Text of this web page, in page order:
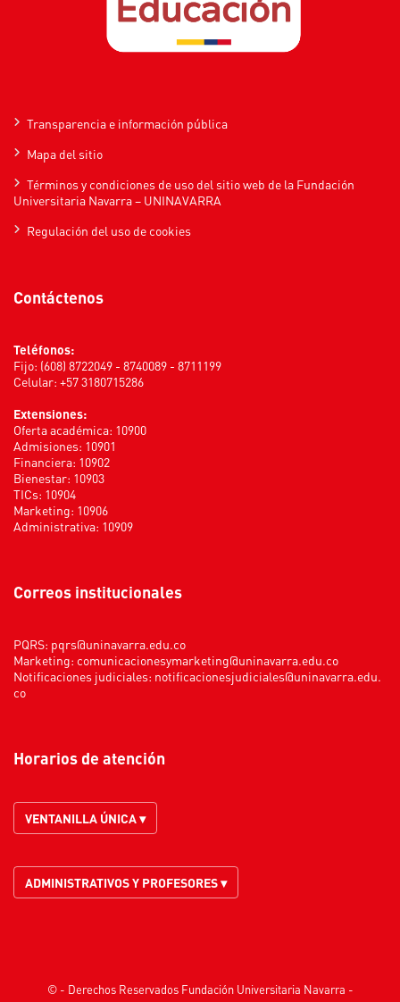
Transparencia e información pública
Mapa del sitio
Términos y condiciones de uso del sitio web de la Fundación
Universitaria Navarra – UNINAVARRA
Regulación del uso de cookies
Contáctenos
Teléfonos:
Fijo: (608) 8722049 - 8740089 - 8711199
Celular: +57 3180715286
Extensiones:
Oferta académica: 10900
Admisiones: 10901
Financiera: 10902
Bienestar: 10903
TICs: 10904
Marketing: 10906
Administrativa: 10909
Correos institucionales
PQRS: pqrs@uninavarra.edu.co
Marketing: comunicacionesymarketing@uninavarra.edu.co
Notificaciones judiciales: notificacionesjudiciales@uninavarra.edu.
co
Horarios de atención
VENTANILLA ÚNICA ▾
ADMINISTRATIVOS Y PROFESORES ▾
© - Derechos Reservados Fundación Universitaria Navarra -